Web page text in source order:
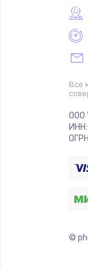
Все
ООО
©